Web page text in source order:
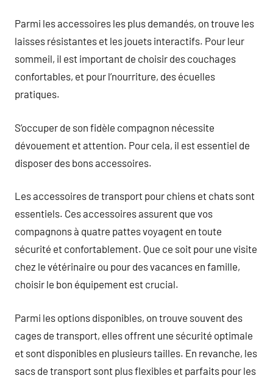
Parmi les accessoires les plus demandés, on trouve les
laisses résistantes et les jouets interactifs. Pour leur
sommeil, il est important de choisir des couchages
confortables, et pour l’nourriture, des écuelles
pratiques.
S’occuper de son fidèle compagnon nécessite
dévouement et attention. Pour cela, il est essentiel de
disposer des bons accessoires.
Les accessoires de transport pour chiens et chats sont
essentiels. Ces accessoires assurent que vos
compagnons à quatre pattes voyagent en toute
sécurité et confortablement. Que ce soit pour une visite
chez le vétérinaire ou pour des vacances en famille,
choisir le bon équipement est crucial.
Parmi les options disponibles, on trouve souvent des
cages de transport, elles offrent une sécurité optimale
et sont disponibles en plusieurs tailles. En revanche, les
sacs de transport sont plus flexibles et parfaits pour les